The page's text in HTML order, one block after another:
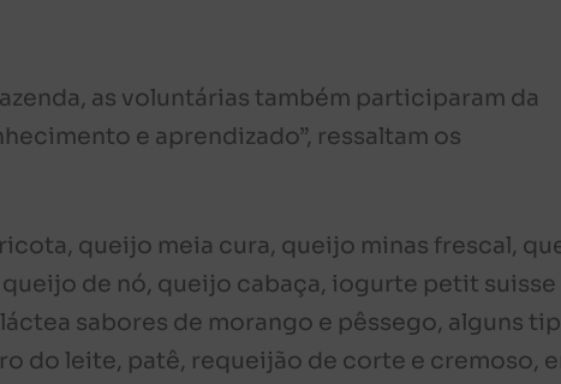
as voluntárias também participaram da
e aprendizado”, ressaltam os
queijo meia cura, queijo minas frescal,
de nó, queijo cabaça, iogurte petit suisse
sabores de morango e pêssego, alguns
do leite, patê, requeijão de corte e cremoso,